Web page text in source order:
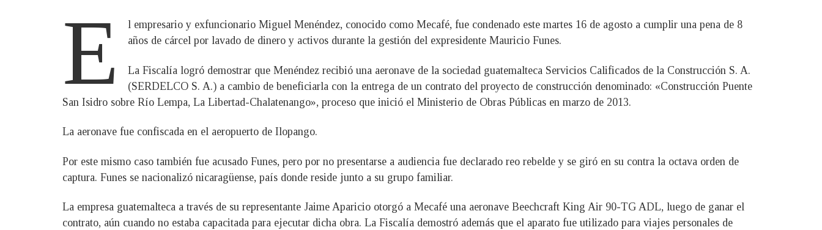
E
l empresario y exfuncionario Miguel Menéndez, conocido como Mecafé, fue condenado este martes 16 de agosto a cumplir una pena de 8
años de cárcel por lavado de dinero y activos durante la gestión del expresidente Mauricio Funes.
La Fiscalía logró demostrar que Menéndez recibió una aeronave de la sociedad guatemalteca Servicios Calificados de la Construcción S. A.
(SERDELCO S. A.) a cambio de beneficiarla con la entrega de un contrato del proyecto de construcción denominado: «Construcción Puente
San Isidro sobre Río Lempa, La Libertad-Chalatenango», proceso que inició el Ministerio de Obras Públicas en marzo de 2013.
La aeronave fue confiscada en el aeropuerto de Ilopango.
Por este mismo caso también fue acusado Funes, pero por no presentarse a audiencia fue declarado reo rebelde y se giró en su contra la octava orden de
captura. Funes se nacionalizó nicaragüense, país donde reside junto a su grupo familiar.
La empresa guatemalteca a través de su representante Jaime Aparicio otorgó a Mecafé una aeronave Beechcraft King Air 90-TG ADL, luego de ganar el
contrato, aún cuando no estaba capacitada para ejecutar dicha obra. La Fiscalía demostró además que el aparato fue utilizado para viajes personales de